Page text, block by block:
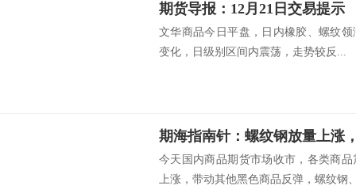
期货导报：12月21日交易提示
文华商品今日平盘，日内橡胶、螺纹
变化，日级别区间内震荡，走势较反...
今天国内商品期货市场收市，各类商
上涨，带动其他黑色商品反弹，螺纹钢